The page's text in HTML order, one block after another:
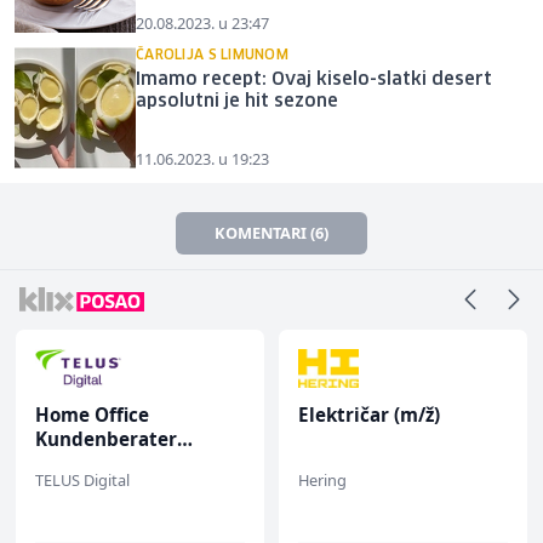
20.08.2023. u 23:47
ČAROLIJA S LIMUNOM
Imamo recept: Ovaj kiselo-slatki desert
apsolutni je hit sezone
11.06.2023. u 19:23
KOMENTARI (6)
Home Office
Kundenberater
renommiertes
TELUS Digital
Električar (m/ž)
Hering